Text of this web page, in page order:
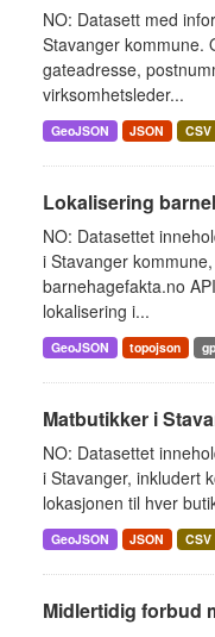
NO: Datasett med
Stavanger kommune.
gateadresse,
virksomhetsleder...
GeoJSON JSON CSV
Lokalisering
NO: Datasettet
i Stavanger
barnehagefakta.no
lokalisering i...
GeoJSON topojson
Matbutikker i
NO: Datasettet
i Stavanger, inkludert
lokasjonen til hver
GeoJSON JSON CSV
Midlertidig forbud